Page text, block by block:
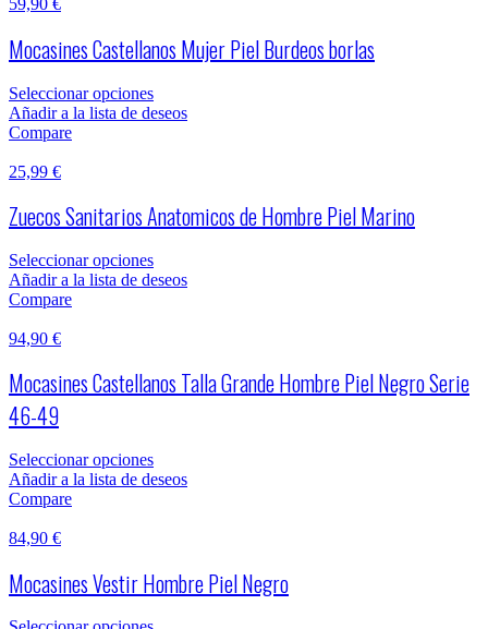
59,90 €
Mocasines Castellanos Mujer Piel Burdeos borlas
Seleccionar opciones
Añadir a la lista de deseos
Compare
25,99 €
Zuecos Sanitarios Anatomicos de Hombre Piel Marino
Seleccionar opciones
Añadir a la lista de deseos
Compare
94,90 €
Mocasines Castellanos Talla Grande Hombre Piel Negro Serie
46-49
Seleccionar opciones
Añadir a la lista de deseos
Compare
84,90 €
Mocasines Vestir Hombre Piel Negro